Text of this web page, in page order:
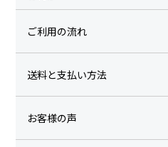
ご利用の流れ
送料と支払い方法
お客様の声